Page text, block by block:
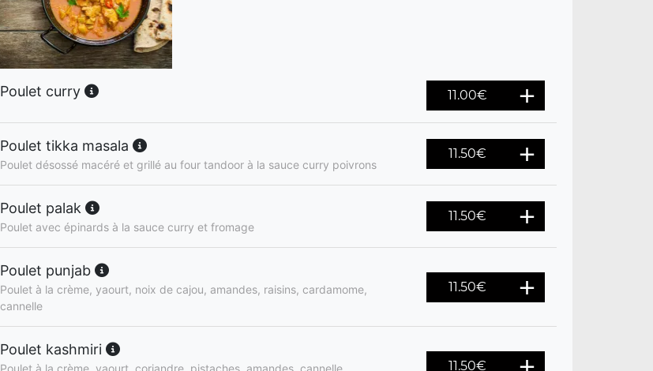
Poulet curry 11.00€
Poulet tikka masala
Poulet désossé macéré et grillé au four tandoor à la sauce curry poivrons
11.50€
Poulet palak
Poulet avec épinards à la sauce curry et fromage
11.50€
Poulet punjab
Poulet à la crème, yaourt, noix de cajou, amandes, raisins, cardamome,
cannelle
11.50€
Poulet kashmiri
Poulet à la crème, yaourt, coriandre, pistaches, amandes, cannelle,
11.50€